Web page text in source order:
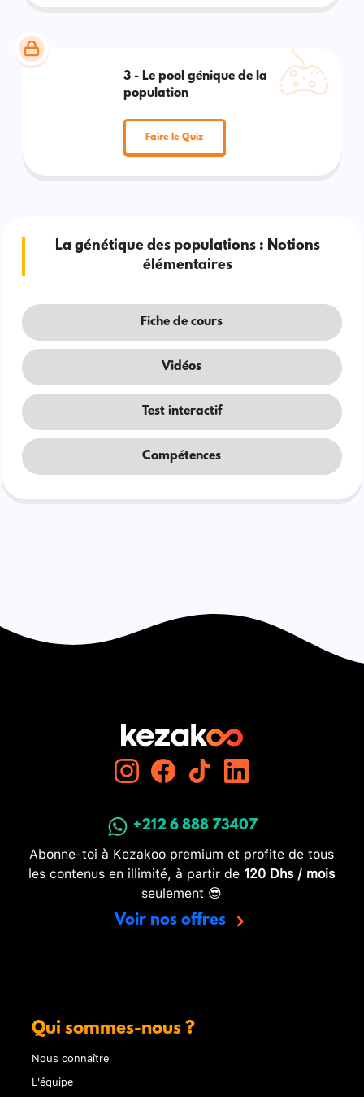
3 - Le pool génique de la
population
Faire le Quiz
La génétique des populations : Notions
élémentaires
Fiche de cours
Vidéos
Test interactif
Compétences
+212 6 888 73407
Abonne-toi à Kezakoo premium et profite de tous
les contenus en illimité, à partir de 120 Dhs / mois
seulement 😎
Voir nos offres
Qui sommes-nous ?
Nous connaître
L'équipe